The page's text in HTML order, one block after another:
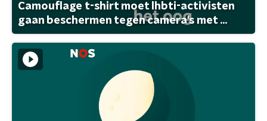
Camouflage t-shirt moet lhbti-activisten
gaan beschermen tegen camera's met ...